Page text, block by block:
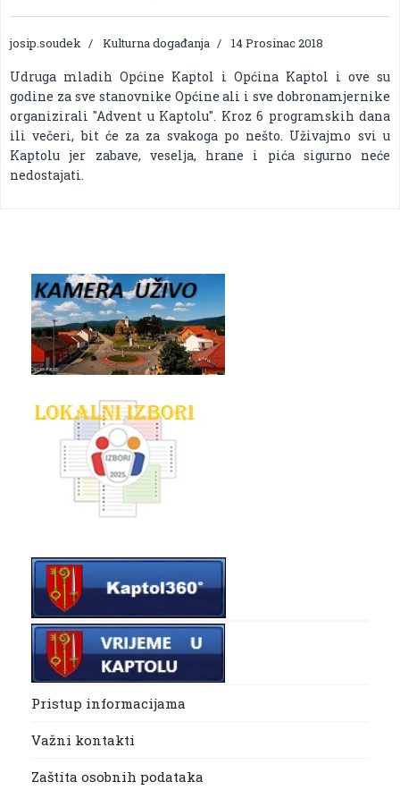
josip.soudek Kulturna događanja 14 Prosinac 2018
Udruga mladih Općine Kaptol i Općina Kaptol i ove su
godine za sve stanovnike Općine ali i sve dobronamjernike
organizirali "Advent u Kaptolu". Kroz 6 programskih dana
ili večeri, bit će za za svakoga po nešto. Uživajmo svi u
Kaptolu jer zabave, veselja, hrane i pića sigurno neće
nedostajati.
Pristup informacijama
Važni kontakti
Zaštita osobnih podataka